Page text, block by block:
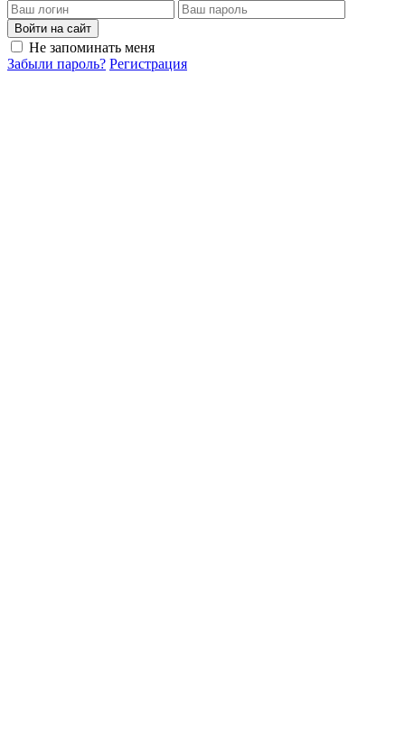
Войти на сайт
Не запоминать меня
Забыли пароль? Регистрация